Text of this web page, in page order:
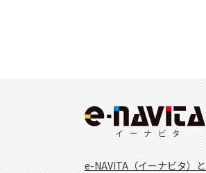
e-NAVITA（イーナビタ）